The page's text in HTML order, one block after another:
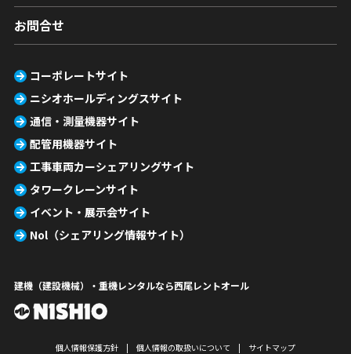
お問合せ
コーポレートサイト
ニシオホールディングスサイト
通信・測量機器サイト
配管用機器サイト
工事車両カーシェアリングサイト
タワークレーンサイト
イベント・展示会サイト
Nol（シェアリング情報サイト）
建機（建設機械）・重機レンタルなら西尾レントオール
個人情報保護方針 個人情報の取扱いについて サイトマップ